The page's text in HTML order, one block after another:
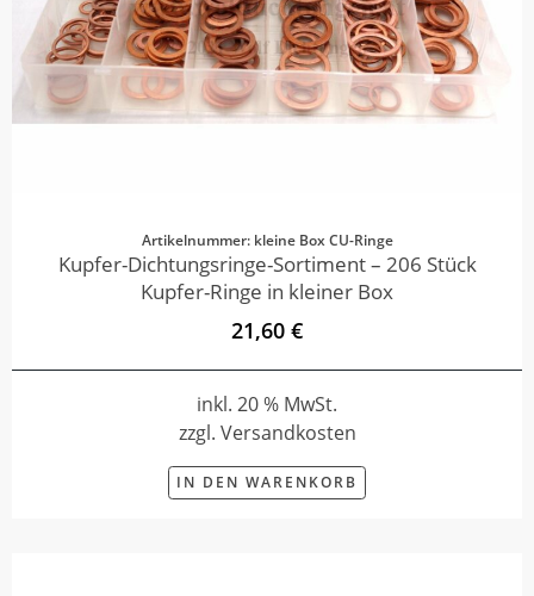
Artikelnummer: kleine Box CU-Ringe
Kupfer-Dichtungsringe-Sortiment – 206 Stück
Kupfer-Ringe in kleiner Box
21,60 €
inkl. 20 % MwSt.
zzgl. Versandkosten
IN DEN WARENKORB